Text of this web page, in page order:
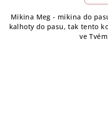
Mikina Meg - mikina do
kalhoty do pasu, tak tento
ve